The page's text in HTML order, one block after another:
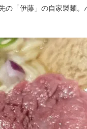
「伊藤」の自家製麺。